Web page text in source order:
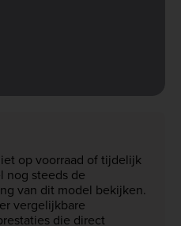
op voorraad of tijdelijk
nog steeds de
van dit model bekijken.
vergelijkbare
die direct